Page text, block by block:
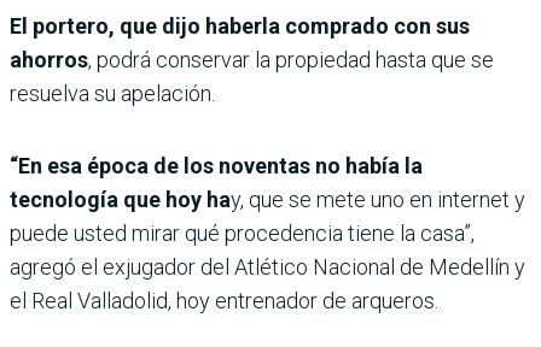
El portero, que dijo haberla comprado con sus
ahorros, podrá conservar la propiedad hasta que se
resuelva su apelación.
“En esa época de los noventas no había la
tecnología que hoy hay, que se mete uno en internet y
puede usted mirar qué procedencia tiene la casa”,
agregó el exjugador del Atlético Nacional de Medellín y
el Real Valladolid, hoy entrenador de arqueros.